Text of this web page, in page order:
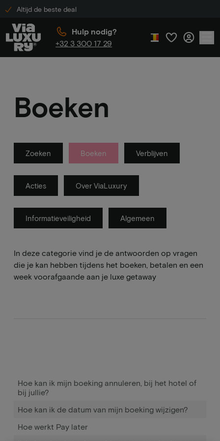
Altijd de beste deal
Hulp nodig?
+32 3 300 17 29
Boeken
Zoeken Boeken Verblijven
Acties Over ViaLuxury
Informatieveiligheid Algemeen
In deze categorie vind je de antwoorden op vragen
die je kan hebben tijdens het boeken, betalen en een
week voorafgaande aan je luxe getaway
Hoe kan ik mijn boeking annuleren, bij het hotel of
bij jullie?
Hoe kan ik de datum van mijn boeking wijzigen?
Hoe werkt Pay later